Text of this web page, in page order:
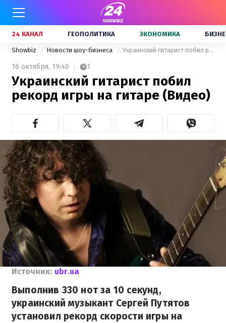
24 КАНАЛ ГЕОПОЛИТИКА ЭКОНОМИКА
Showbiz Новости шоу-бизнеса Украинский гитарист побил рекорд игры на гитаре (Видео)
16 октября, 19:40 1
Украинский гитарист побил
рекорд игры на гитаре (Видео)
Источник: ubr.ua
Выполнив 330 нот за 10 секунд,
украинский музыкант Сергей Путятов
установил рекорд скорости игры на